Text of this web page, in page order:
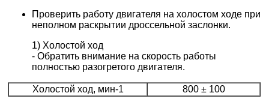
Проверить работу двигателя на холостом ходе при
неполном раскрытии дроссельной заслонки.
1) Холостой ход
- Обратить внимание на скорость работы
полностью разогретого двигателя.
Холостой ход, мин-1 800 ± 100